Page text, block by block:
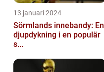
13 januari 2024
Sörmlands innebandy: En
djupdykning i en populär
s...